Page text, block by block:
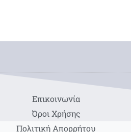
Eπικοινωνία
Όροι Χρήσης
Πολιτική Απορρήτου